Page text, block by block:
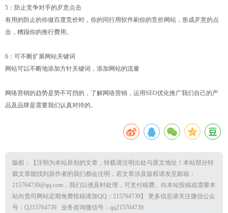
5：防止竞争对手的歹意点击
有用的防止的你做百度竞价时，你的同行用软件刷你的竞价网站，形成歹意的点
击，糟蹋你的推行费用。
6：可不断扩展网站关键词
网站可以不断地添加方针关键词，添加网站的流量
网络营销的趋势是势不可挡的，了解网络营销，运用SEO优化推广我们自己的产
品及品牌是需要我们认真对待的。
版权：【注明为本站原创的文章，转载请注明出处与原文地址！本站部分转
载文章能找到原作者的我们都会注明，若文章涉及版权请发至邮箱：
215764739@qq.com，我们以便及时处理，可支付稿费。向本站投稿或需要本
站向贵司网站定期免费投稿请加QQ：215764739】 更多信息请关注微信公众
号：Q215764739 业务咨询微信号：qq215764739